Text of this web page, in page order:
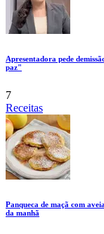
Apresentadora pede
paz"
7
Receitas
Panqueca de maçã com
da manhã